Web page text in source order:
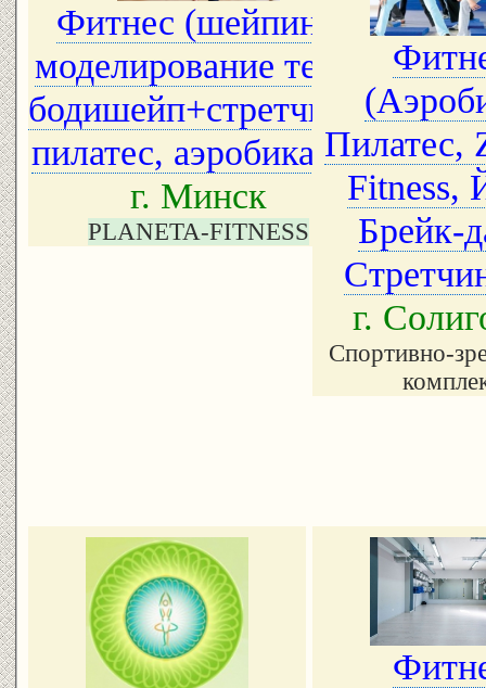
Фитнес (шейпинг,
моделирование тела,
бодишейп+стретчинг,
пилатес, аэробика ...)
г. Минск
PLANETA-FITNESS
Пилатес,
Fitness,
Брейк-
г.
Спортивно-